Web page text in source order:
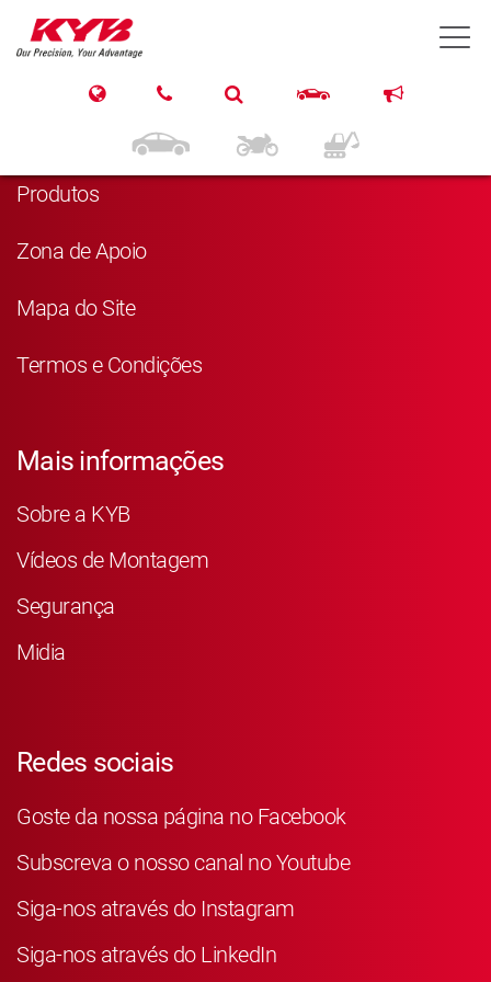
Navegação
Página Principal
Produtos
Zona de Apoio
Mapa do Site
Termos e Condições
Mais informações
Sobre a KYB
Vídeos de Montagem
Segurança
Midia
Redes sociais
Goste da nossa página no Facebook
Subscreva o nosso canal no Youtube
Siga-nos através do Instagram
Siga-nos através do LinkedIn